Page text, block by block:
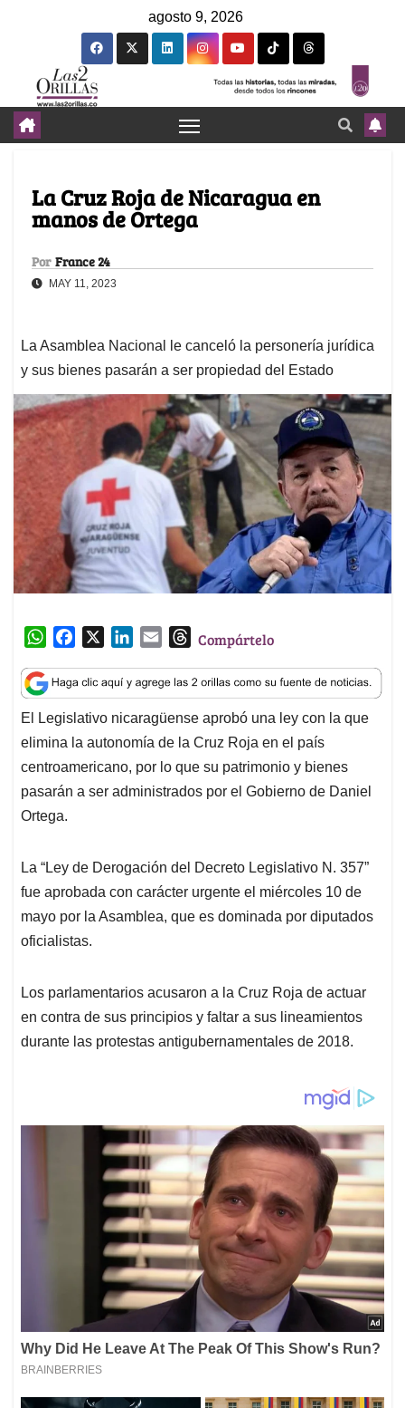
agosto 9, 2026
La Cruz Roja de Nicaragua en
manos de Ortega
Por France 24
MAY 11, 2023
La Asamblea Nacional le canceló la personería jurídica
y sus bienes pasarán a ser propiedad del Estado
W
a
t
s
A
p
p
c
e
b
o
o
k
n
k
e
d
I
n
a
i
l
T
r
e
a
d
s
Compártelo
El Legislativo nicaragüense aprobó una ley con la que
elimina la autonomía de la Cruz Roja en el país
centroamericano, por lo que su patrimonio y bienes
pasarán a ser administrados por el Gobierno de Daniel
Ortega.
La “Ley de Derogación del Decreto Legislativo N. 357”
fue aprobada con carácter urgente el miércoles 10 de
mayo por la Asamblea, que es dominada por diputados
oficialistas.
Los parlamentarios acusaron a la Cruz Roja de actuar
en contra de sus principios y faltar a sus lineamientos
durante las protestas antigubernamentales de 2018.